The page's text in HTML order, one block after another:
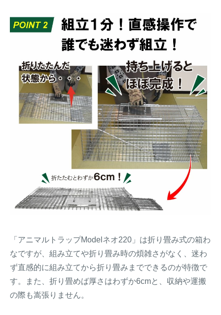
「アニマルトラップModelネオ220」は折り畳み式の箱わ
なですが、組み立てや折り畳み時の煩雑さがなく、迷わ
ず直感的に組み立てから折り畳みまでできるのが特徴で
す。また、折り畳めば厚さはわずか6cmと、収納や運搬
の際も嵩張りません。